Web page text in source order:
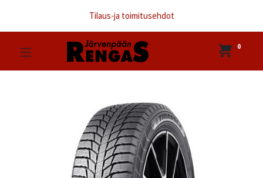
Tilaus-ja toimitusehdot
0